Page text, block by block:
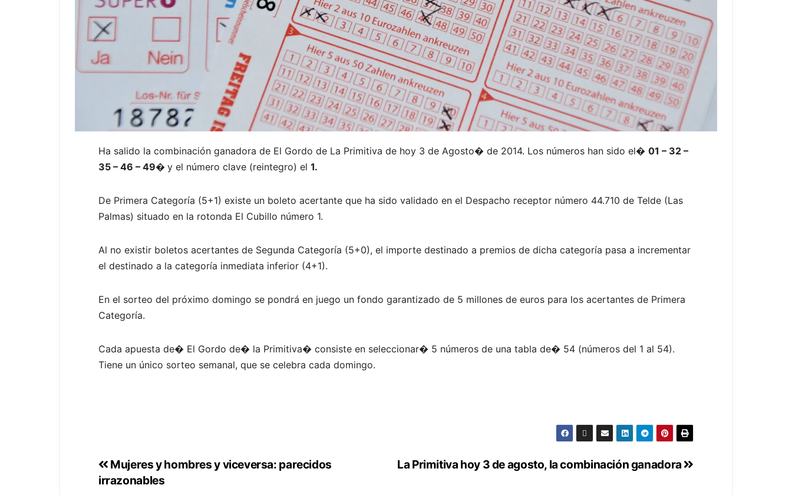
Ha salido la combinación ganadora de El Gordo de La Primitiva de hoy 3 de Agosto� de 2014. Los números han sido el� 01 – 32 –
35 – 46 – 49� y el número clave (reintegro) el 1.
De Primera Categoría (5+1) existe un boleto acertante que ha sido validado en el Despacho receptor número 44.710 de Telde (Las
Palmas) situado en la rotonda El Cubillo número 1.
Al no existir boletos acertantes de Segunda Categoría (5+0), el importe destinado a premios de dicha categoría pasa a incrementar
el destinado a la categoría inmediata inferior (4+1).
En el sorteo del próximo domingo se pondrá en juego un fondo garantizado de 5 millones de euros para los acertantes de Primera
Categoría.
Cada apuesta de� El Gordo de� la Primitiva� consiste en seleccionar� 5 números de una tabla de� 54 (números del 1 al 54).
Tiene un único sorteo semanal, que se celebra cada domingo.
La Primitiva hoy 3 de agosto, la combinación ganadora
Mujeres y hombres y viceversa: parecidos
irrazonables